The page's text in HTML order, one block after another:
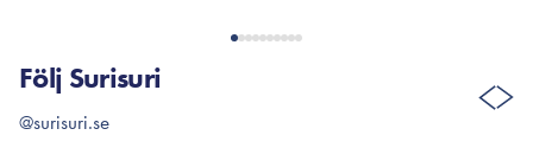
Följ Surisuri
@surisuri.se